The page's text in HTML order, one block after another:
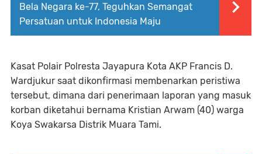
Bela Negara ke-77, Teguhkan Semangat
Persatuan untuk Indonesia Maju
Kasat Polair Polresta Jayapura Kota AKP Francis D.
Wardjukur saat dikonfirmasi membenarkan peristiwa
tersebut, dimana dari penerimaan laporan yang masuk
korban diketahui bernama Kristian Arwam (40) warga
Koya Swakarsa Distrik Muara Tami.